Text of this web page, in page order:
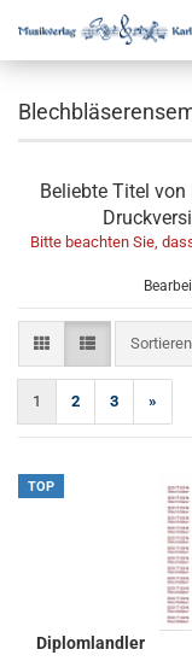
Beliebte Titel
Bitte beachten Sie,
1 2 3 »
TOP
Diplomlandler